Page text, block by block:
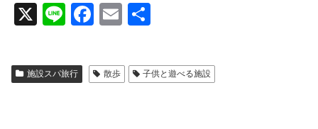
X
Li
e
F
c
e
E
ail
施設スパ旅行 散歩 子供と遊べる施設